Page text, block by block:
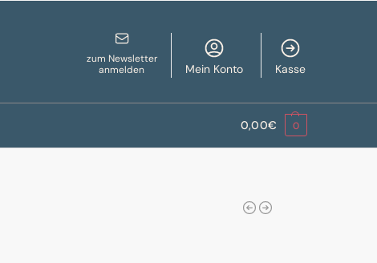
zum Newsletter
anmelden
Mein Konto Kasse
0,00€ 0